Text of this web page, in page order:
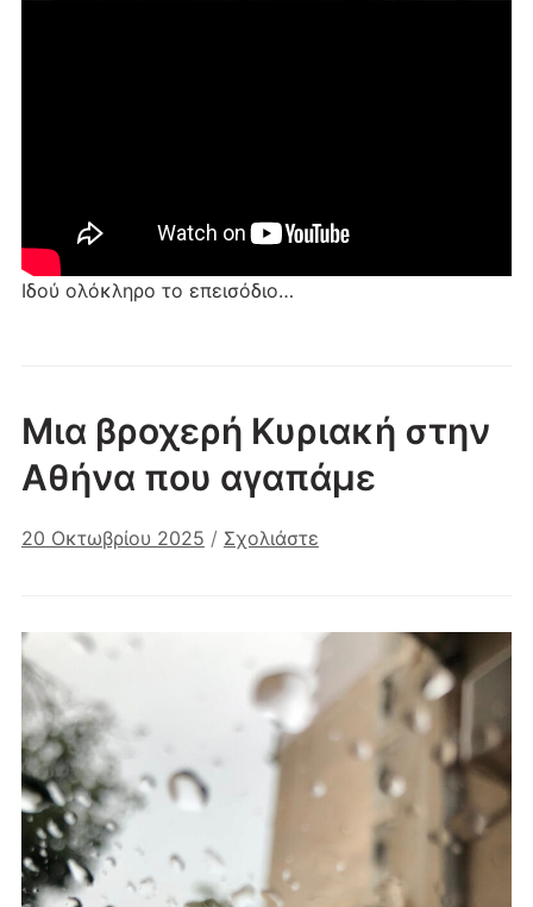
Ιδού ολόκληρο το επεισόδιο…
Μια βροχερή Κυριακή στην
Αθήνα που αγαπάμε
20 Οκτωβρίου 2025 / Σχολιάστε